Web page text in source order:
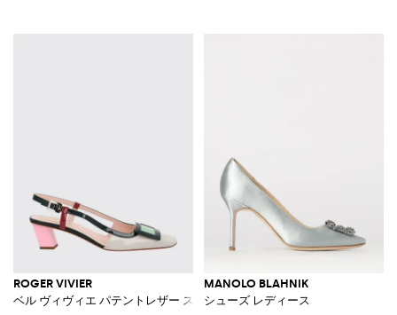
ROGER VIVIER
ベル ヴィヴィエ パテントレザー スリングバック
MANOLO BLAHNIK
シューズ レディース